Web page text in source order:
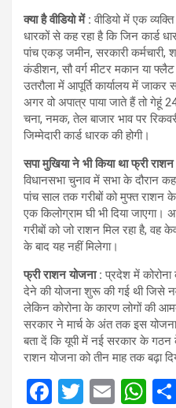
क्‍या है वीडि‍यो में : वीड‍ियो में एक
धारकों से कह रहा है क‍ि ज‍िन कार्ड
पांच एकड़ जमीन, सरकारी
कंडीशन, सौ वर्ग मीटर मकान या
उतरौला में आपूर्ति कार्यालय में
अगर वो अपात्र पाया जाते हैं तो गेहूं
चना, नमक, तेल बाजार भाव पर
जिम्‍मेदारी कार्ड धारक की होगी।
सपा मुख‍िया ने भी क‍िया था फ्री राशन
व‍िधानसभा चुनाव में सभा के दौरान
पांच साल तक गरीबों को मुफ्त राशन
एक किलोग्राम घी भी दिया
गरीबों को जो राशन मिल रहा है, वह
के बाद यह नहीं मिलेगा।
फ्री राशन योजना : प्रदेश में कोरोना
देने की योजना शुरू की गई थी जिसे
लेकिन कोरोना के कारण लोगों की
सरकार ने मार्च के अंत तक इस
बता दें क‍ि यूपी में नई सरकार के गठन
राशन योजना को तीन माह तक बढ़ा
F
T
E
W